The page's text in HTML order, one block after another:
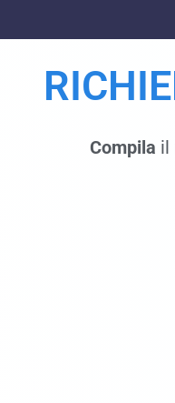
Compila il